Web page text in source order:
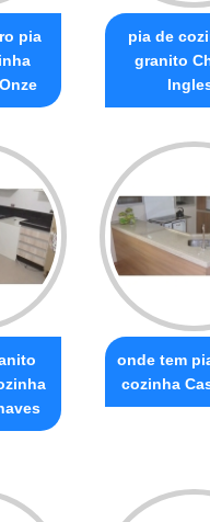
pia
pia de
granito
onde tem
cozinha